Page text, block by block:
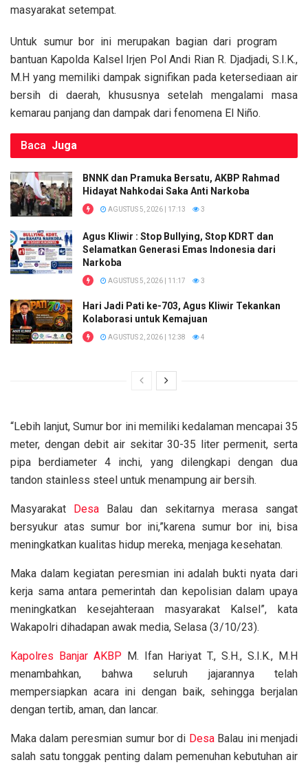
masyarakat setempat.
Untuk sumur bor ini merupakan bagian dari program
bantuan Kapolda Kalsel Irjen Pol Andi Rian R. Djadjadi, S.I.K.,
M.H yang memiliki dampak signifikan pada ketersediaan air
bersih di daerah, khususnya setelah mengalami masa
kemarau panjang dan dampak dari fenomena El Niño.
Baca Juga
BNNK dan Pramuka Bersatu, AKBP Rahmad
Hidayat Nahkodai Saka Anti Narkoba
AGUSTUS 5, 2026 | 17:13 3
Agus Kliwir : Stop Bullying, Stop KDRT dan
Selamatkan Generasi Emas Indonesia dari
Narkoba
AGUSTUS 5, 2026 | 11:17 3
Hari Jadi Pati ke-703, Agus Kliwir Tekankan
Kolaborasi untuk Kemajuan
AGUSTUS 2, 2026 | 12:38 4
“Lebih lanjut, Sumur bor ini memiliki kedalaman mencapai 35
meter, dengan debit air sekitar 30-35 liter permenit, serta
pipa berdiameter 4 inchi, yang dilengkapi dengan dua
tandon stainless steel untuk menampung air bersih.
Masyarakat Desa Balau dan sekitarnya merasa sangat
bersyukur atas sumur bor ini,”karena sumur bor ini, bisa
meningkatkan kualitas hidup mereka, menjaga kesehatan.
Maka dalam kegiatan peresmian ini adalah bukti nyata dari
kerja sama antara pemerintah dan kepolisian dalam upaya
meningkatkan kesejahteraan masyarakat Kalsel”, kata
Wakapolri dihadapan awak media, Selasa (3/10/23).
Kapolres Banjar AKBP M. Ifan Hariyat T., S.H., S.I.K., M.H
menambahkan, bahwa seluruh jajarannya telah
mempersiapkan acara ini dengan baik, sehingga berjalan
dengan tertib, aman, dan lancar.
Maka dalam peresmian sumur bor di DesaBalau ini menjadi
salah satu tonggak penting dalam pemenuhan kebutuhan air